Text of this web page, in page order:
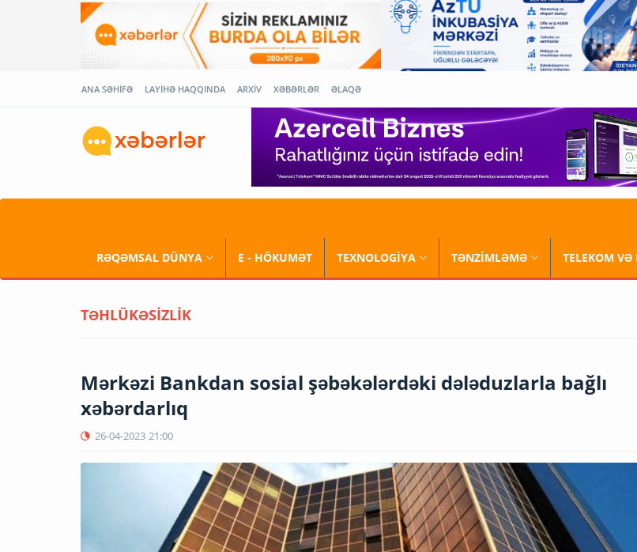
ANA SƏHİFƏ LAYİHƏ HAQQINDA ARXİV XƏBƏRLƏR ƏLAQƏ
RƏQƏMSAL DÜNYA E - HÖKUMƏT TEXNOLOGİYA TƏNZİMLƏMƏ TELEKOM
TƏHLÜKƏSİZLİK
Mərkəzi Bankdan sosial şəbəkələrdəki dələduzlarla bağlı
xəbərdarlıq
26-04-2023 21:00